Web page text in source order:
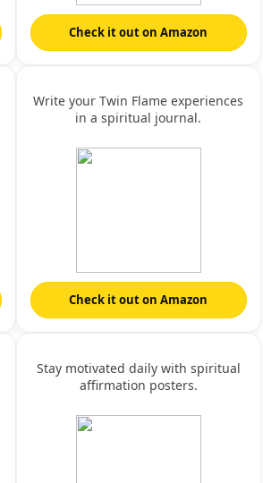
Check it out on Amazon
Write your Twin Flame experiences
in a spiritual journal.
Check it out on Amazon
Stay motivated daily with spiritual
affirmation posters.